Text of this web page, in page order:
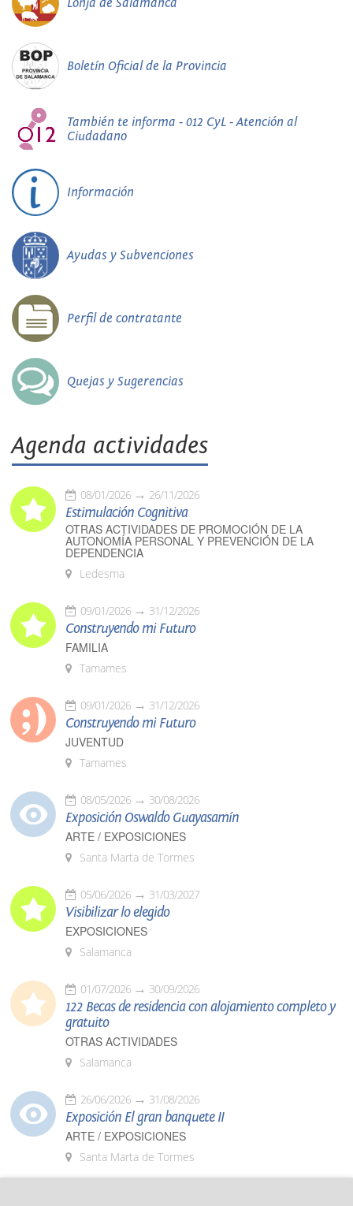
Boletín Oficial de la Provincia
También te informa - 012 CyL - Atención al
Ciudadano
Información
Ayudas y Subvenciones
Perfil de contratante
Quejas y Sugerencias
Agenda actividades
08/01/2026 26/11/2026
Estimulación Cognitiva
OTRAS ACTIVIDADES DE PROMOCIÓN DE LA
AUTONOMÍA PERSONAL Y PREVENCIÓN DE LA
DEPENDENCIA
Ledesma
09/01/2026 31/12/2026
Construyendo mi Futuro
FAMILIA
Tamames
09/01/2026 31/12/2026
Construyendo mi Futuro
JUVENTUD
Tamames
08/05/2026 30/08/2026
Exposición Oswaldo Guayasamín
ARTE / EXPOSICIONES
Santa Marta de Tormes
05/06/2026 31/03/2027
Visibilizar lo elegido
EXPOSICIONES
Salamanca
01/07/2026 30/09/2026
122 Becas de residencia con alojamiento completo y
gratuito
OTRAS ACTIVIDADES
Salamanca
26/06/2026 31/08/2026
Exposición El gran banquete II
ARTE / EXPOSICIONES
Santa Marta de Tormes